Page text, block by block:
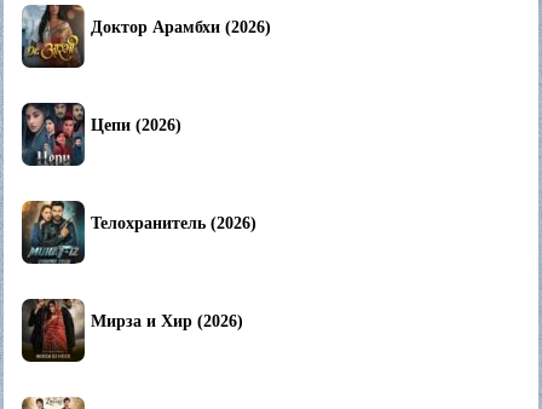
Доктор Арамбхи (2026)
Цепи (2026)
Телохранитель (2026)
Мирза и Хир (2026)